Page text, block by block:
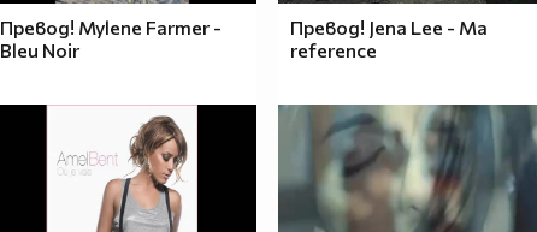
Превод! Mylene Farmer -
Bleu Noir
Превод! Jena Lee - Ma
reference